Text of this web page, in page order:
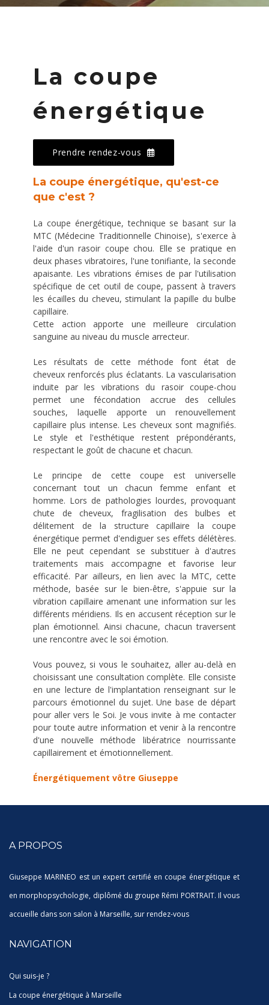
La coupe
énergétique
Prendre rendez-vous
La coupe énergétique, qu'est-ce
que c'est ?
La coupe énergétique, technique se basant sur la
MTC (Médecine Traditionnelle Chinoise), s'exerce à
l'aide d'un rasoir coupe chou. Elle se pratique en
deux phases vibratoires, l'une tonifiante, la seconde
apaisante. Les vibrations émises de par l'utilisation
spécifique de cet outil de coupe, passent à travers
les écailles du cheveu, stimulant la papille du bulbe
capillaire.
Cette action apporte une meilleure circulation
sanguine au niveau du muscle arrecteur.
Les résultats de cette méthode font état de
cheveux renforcés plus éclatants. La vascularisation
induite par les vibrations du rasoir coupe-chou
permet une fécondation accrue des cellules
souches, laquelle apporte un renouvellement
capillaire plus intense. Les cheveux sont magnifiés.
Le style et l'esthétique restent prépondérants,
respectant le goût de chacune et chacun.
Le principe de cette coupe est universelle
concernant tout un chacun femme enfant et
homme. Lors de pathologies lourdes, provoquant
chute de cheveux, fragilisation des bulbes et
délitement de la structure capillaire la coupe
énergétique permet d'endiguer ses effets délétères.
Elle ne peut cependant se substituer à d'autres
traitements mais accompagne et favorise leur
efficacité. Par ailleurs, en lien avec la MTC, cette
méthode, basée sur le bien-être, s'appuie sur la
vibration capillaire amenant une information sur les
différents méridiens. Ils en accusent réception sur le
plan émotionnel. Ainsi chacune, chacun traversent
une rencontre avec le soi émotion.
Vous pouvez, si vous le souhaitez, aller au-delà en
choisissant une consultation complète. Elle consiste
en une lecture de l'implantation renseignant sur le
parcours émotionnel du sujet. Une base de départ
pour aller vers le Soi. Je vous invite à me contacter
pour toute autre information et venir à la rencontre
d'une nouvelle méthode libératrice nourrissante
capillairement et émotionnellement.
Énergétiquement vôtre Giuseppe
A PROPOS
Giuseppe MARINEO est un expert certifié en coupe énergétique et
en morphopsychologie, diplômé du groupe Rémi PORTRAIT. Il vous
accueille dans son salon à Marseille, sur rendez-vous
NAVIGATION
Qui suis-je ?
La coupe énergétique à Marseille